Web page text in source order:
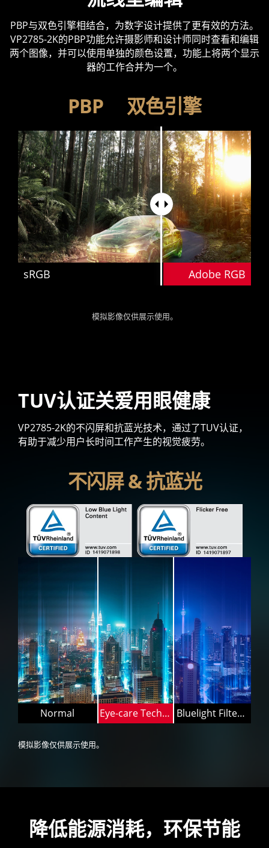
PBP与双色引擎相结合，为数字设计提供了更有效的方法。
VP2785-2K的PBP功能允许摄影师和设计师同时查看和编辑
两个图像，并可以使用单独的颜色设置，功能上将两个显示
器的工作合并为一个。
PBP 双色引擎
sRGB Adobe RGB
模拟影像仅供展示使用。
TUV认证关爱用眼健康
VP2785-2K的不闪屏和抗蓝光技术，通过了TUV认证，
有助于减少用户长时间工作产生的视觉疲劳。
不闪屏 & 抗蓝光
Normal Eye-care Technology Bluelight Filter Off
模拟影像仅供展示使用。
降低能源消耗，环保节能